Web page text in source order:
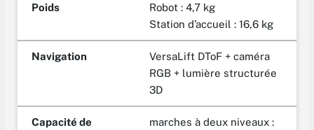
Poids
Robot : 4,7 kg
Station d’accueil : 16,6 kg
Navigation
VersaLift DToF + caméra
RGB + lumière structurée
3D
Capacité de
marches à deux niveaux :